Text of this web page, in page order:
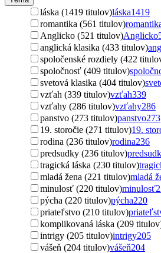
láska (1419 titulov)láska1419
romantika (561 titulov)
Anglicko (521 titulov)Anglicko
anglická klasika (433 titulov)
spoločenské rozdiely (422
spoločnosť (409 titulov)
svetová klasika (404 titulov)
vzťah (339 titulov)vzťah339
vzťahy (286 titulov)vzťahy286
panstvo (273 titulov)panstvo273
19. storočie (271 titulov)19.
rodina (236 titulov)rodina236
predsudky (236 titulov)
tragická láska (230 titulov)
mladá žena (221 titulov)mladá
minulosť (220 titulov)minulosť
pýcha (220 titulov)pýcha220
priateľstvo (210 titulov)
komplikovaná láska (209
intrigy (205 titulov)intrigy205
vášeň (204 titulov)vášeň204